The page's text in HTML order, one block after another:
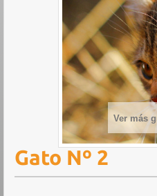
Ver más
Gato Nº 2